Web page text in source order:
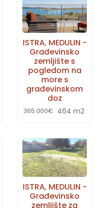
ISTRA, MEDULIN -
Građevinsko
zemljište s
pogledom na
more s
građevinskom
doz
365.000€ 464 m2
ISTRA, MEDULIN -
Građevinsko
zemljište za